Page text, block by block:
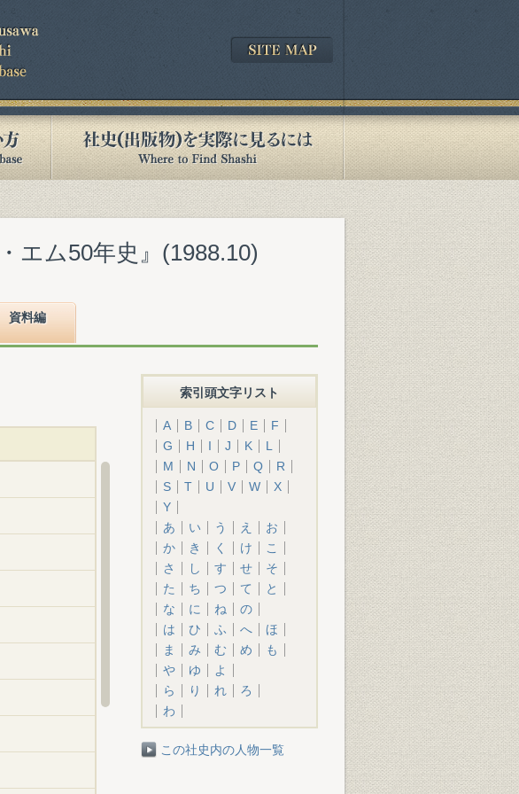
エム50年史』(1988.10)
資料編
索引頭文字リスト
A B C D E
F
G
H I J K
L
M
N O P Q
R
S
T U V W
X
Y
あ
い う え
お
か
き く け
こ
さ
し す せ
そ
た
ち つ て
と
な
に ね
の
は
ひ ふ へ
ほ
ま
み む め
も
や
ゆ
よ
ら
り れ
ろ
わ
この社史内の人物一覧